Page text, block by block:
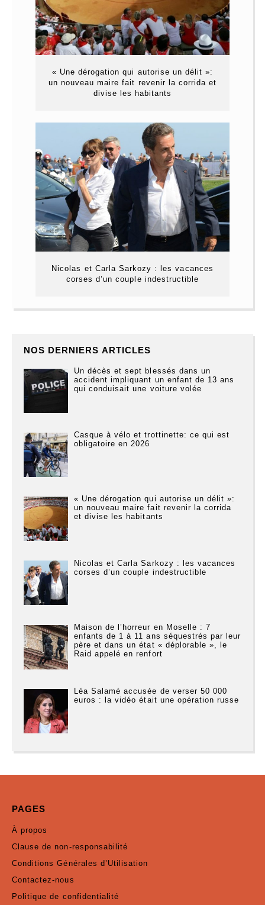
« Une dérogation qui autorise un délit »:
un nouveau maire fait revenir la corrida et
divise les habitants
Nicolas et Carla Sarkozy : les vacances
corses d’un couple indestructible
NOS DERNIERS ARTICLES
Un décès et sept blessés dans un
accident impliquant un enfant de 13 ans
qui conduisait une voiture volée
Casque à vélo et trottinette: ce qui est
obligatoire en 2026
« Une dérogation qui autorise un délit »:
un nouveau maire fait revenir la corrida
et divise les habitants
Nicolas et Carla Sarkozy : les vacances
corses d’un couple indestructible
Maison de l’horreur en Moselle : 7
enfants de 1 à 11 ans séquestrés par leur
père et dans un état « déplorable », le
Raid appelé en renfort
Léa Salamé accusée de verser 50 000
euros : la vidéo était une opération russe
PAGES
À propos
Clause de non-responsabilité
Conditions Générales d’Utilisation
Contactez-nous
Politique de confidentialité